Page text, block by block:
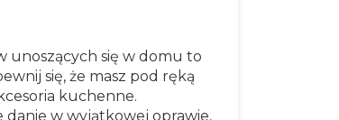
unoszących się w domu to
się, że masz pod ręką
kuchenne.
w wyjątkowej oprawie,